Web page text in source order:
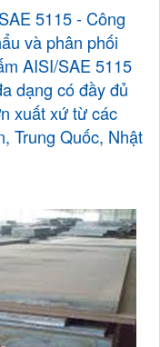
5115 - Công
và phân phối
AISI/SAE 5115
dạng có đầy đủ
xuất xứ từ các
Trung Quốc, Nhật